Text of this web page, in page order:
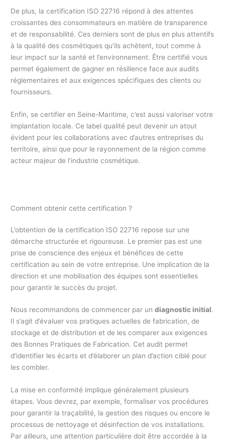
De plus, la certification ISO 22716 répond à des attentes
croissantes des consommateurs en matière de transparence
et de responsabilité. Ces derniers sont de plus en plus attentifs
à la qualité des cosmétiques qu’ils achètent, tout comme à
leur impact sur la santé et l’environnement. Être certifié vous
permet également de gagner en résilience face aux audits
réglementaires et aux exigences spécifiques des clients ou
fournisseurs.
Enfin, se certifier en Seine-Maritime, c’est aussi valoriser votre
implantation locale. Ce label qualité peut devenir un atout
évident pour les collaborations avec d’autres entreprises du
territoire, ainsi que pour le rayonnement de la région comme
acteur majeur de l’industrie cosmétique.
Comment obtenir cette certification ?
L’obtention de la certification ISO 22716 repose sur une
démarche structurée et rigoureuse. Le premier pas est une
prise de conscience des enjeux et bénéfices de cette
certification au sein de votre entreprise. Une implication de la
direction et une mobilisation des équipes sont essentielles
pour garantir le succès du projet.
Nous recommandons de commencer par undiagnostic initial.
Il s’agit d’évaluer vos pratiques actuelles de fabrication, de
stockage et de distribution et de les comparer aux exigences
des Bonnes Pratiques de Fabrication. Cet audit permet
d’identifier les écarts et d’élaborer un plan d’action ciblé pour
les combler.
La mise en conformité implique généralement plusieurs
étapes. Vous devrez, par exemple, formaliser vos procédures
pour garantir la traçabilité, la gestion des risques ou encore le
processus de nettoyage et désinfection de vos installations.
Par ailleurs, une attention particulière doit être accordée à la